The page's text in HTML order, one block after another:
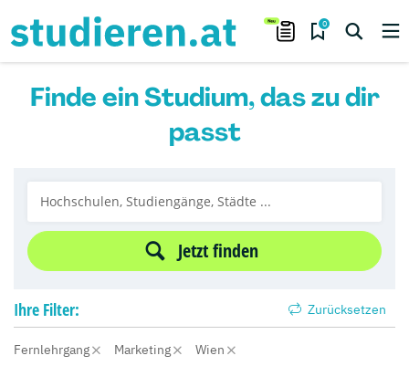
0
Finde ein Studium, das zu dir
passt
Jetzt finden
Ihre Filter: Zurücksetzen
Fernlehrgang Marketing Wien